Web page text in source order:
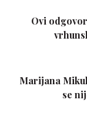
Ovi
Marijana
se